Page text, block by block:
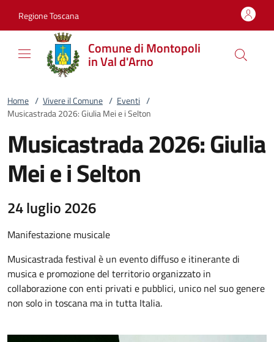
Regione Toscana
Comune di Montopoli
in Val d'Arno
Home / Vivere il Comune / Eventi /
Musicastrada 2026: Giulia Mei e i Selton
Musicastrada 2026: Giulia
Mei e i Selton
24 luglio 2026
Manifestazione musicale
Musicastrada festival è un evento diffuso e itinerante di
musica e promozione del territorio organizzato in
collaborazione con enti privati e pubblici, unico nel suo genere
non solo in toscana ma in tutta Italia.